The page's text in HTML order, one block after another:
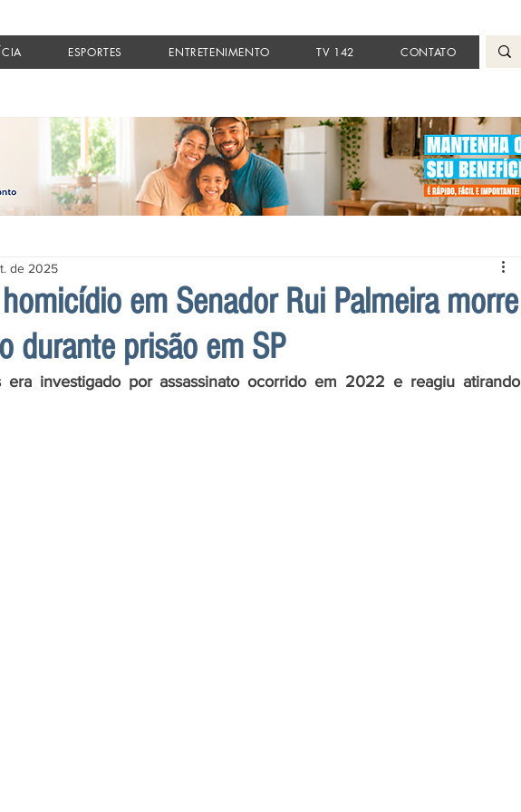
ESPORTES ENTRETENIMENTO TV 142 CONTATO
em Senador Rui Palmeira morre
durante prisão em SP
de 2025
investigado por assassinato ocorrido em 2022 e reagiu atirando